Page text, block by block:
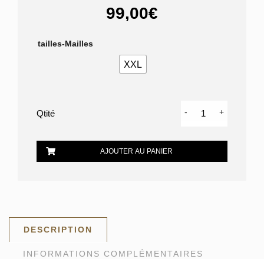
99,00€
tailles-Mailles
XXL
-quantité
+
AJOUTER AU PANIER
DESCRIPTION
INFORMATIONS COMPLÉMENTAIRES